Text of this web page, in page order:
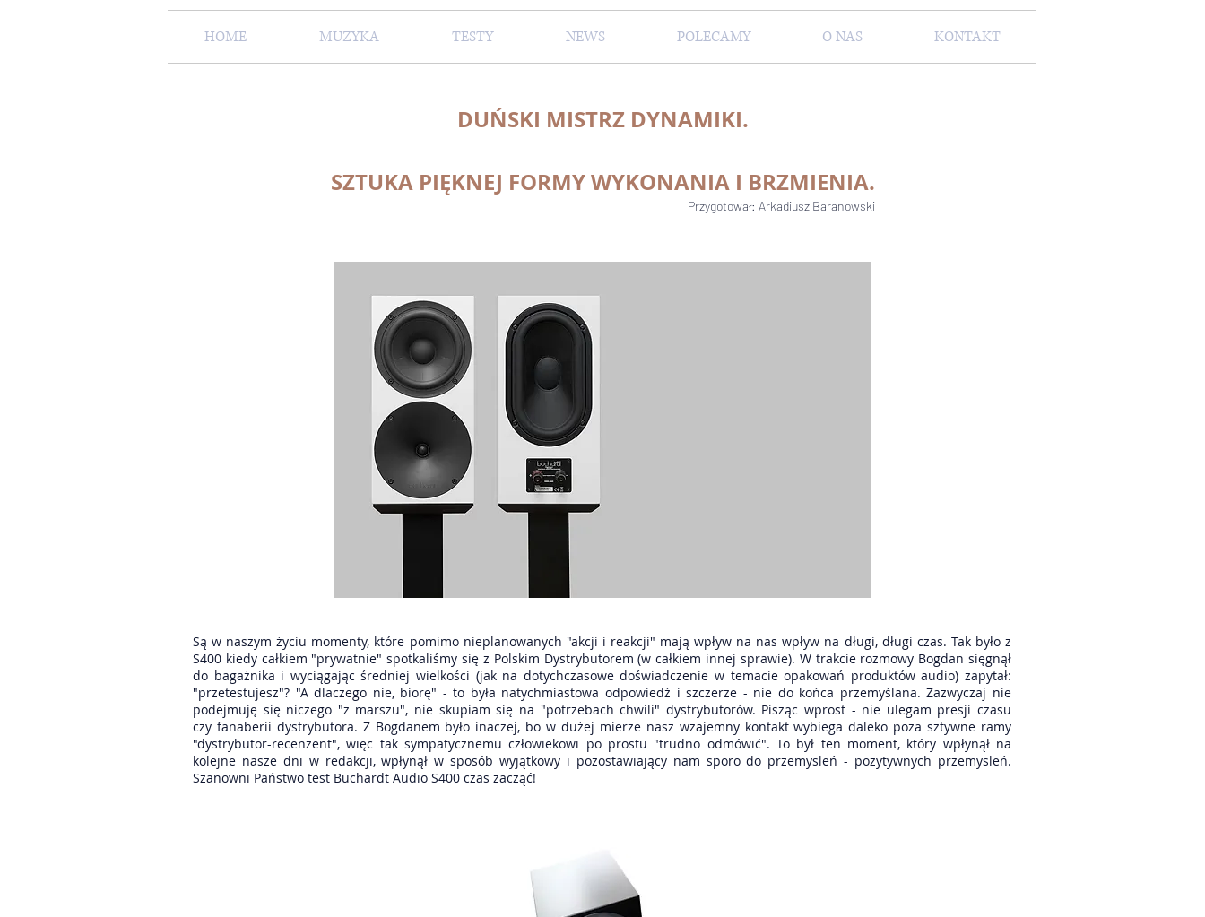
DUŃSKI MISTRZ DYNAMIKI.
SZTUKA PIĘKNEJ FORMY WYKONANIA I BRZMIENIA.
Przygotował: Arkadiusz Baranowski
Są w naszym życiu momenty, które pomimo nieplanowanych "akcji i reakcji" mają wpływ na nas wpływ na długi, długi czas. Tak było z
S400 kiedy całkiem "prywatnie" spotkaliśmy się z Polskim Dystrybutorem (w całkiem innej sprawie). W trakcie rozmowy Bogdan sięgnął
do bagażnika i wyciągając średniej wielkości (jak na dotychczasowe doświadczenie w temacie opakowań produktów audio) zapytał:
"przetestujesz"? "A dlaczego nie, biorę" - to była natychmiastowa odpowiedź i szczerze - nie do końca przemyślana. Zazwyczaj nie
podejmuję się niczego "z marszu", nie skupiam się na "potrzebach chwili" dystrybutorów. Pisząc wprost - nie ulegam presji czasu
czy fanaberii dystrybutora. Z Bogdanem było inaczej, bo w dużej mierze nasz wzajemny kontakt wybiega daleko poza sztywne ramy
"dystrybutor-recenzent", więc tak sympatycznemu człowiekowi po prostu "trudno odmówić". To był ten moment, który wpłynął na
kolejne nasze dni w redakcji, wpłynął w sposób wyjątkowy i pozostawiający nam sporo do przemysleń - pozytywnych przemysleń.
Szanowni Państwo test Buchardt Audio S400 czas zacząć!
HOME MUZYKA TESTY NEWS POLECAMY O NAS KONTAKT